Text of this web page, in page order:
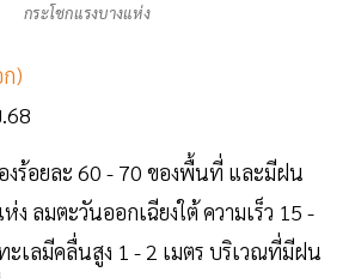
กระโชกแรงบางแห่ง
)
ร้อยละ 60 - 70 ของพื้นที่ และมีฝน
ง ลมตะวันออกเฉียงใต้ ความเร็ว 15 -
เลมีคลื่นสูง 1 - 2 เมตร บริเวณที่มีฝน